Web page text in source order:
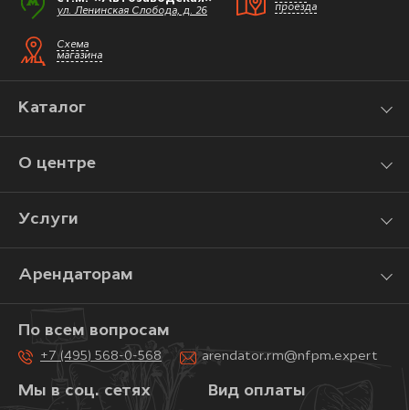
ул. Ленинская Слобода, д. 26
проезда
Схема
магазина
Каталог
О центре
Услуги
Арендаторам
Мы в соц. сетях
По всем вопросам
+7 (495) 568-0-568 arendator.rm@nfpm.expert
Вид оплаты